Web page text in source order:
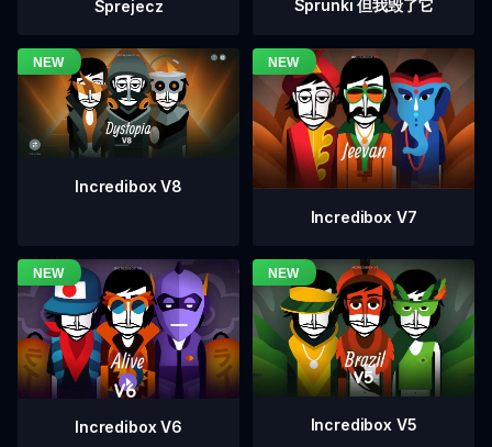
Sprejecz Sprunki 但我毁了它
Incredibox V8
Incredibox V7
Incredibox V6 Incredibox V5